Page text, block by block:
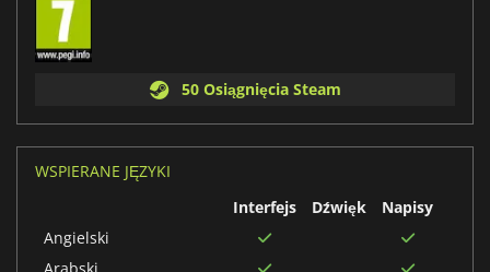
50 Osiągnięcia Steam
WSPIERANE JĘZYKI
Interfejs
Dźwięk
Napisy
Angielski